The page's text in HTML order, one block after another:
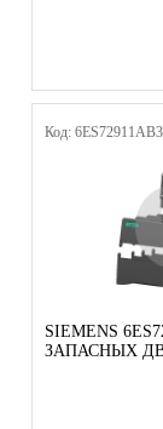
Код:
SIEMENS
ЗАПАСНЫХ